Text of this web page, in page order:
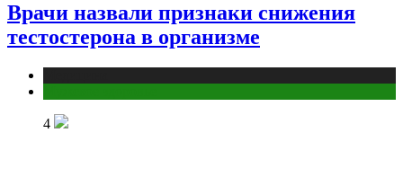
Врачи назвали признаки снижения
тестостерона в организме
4